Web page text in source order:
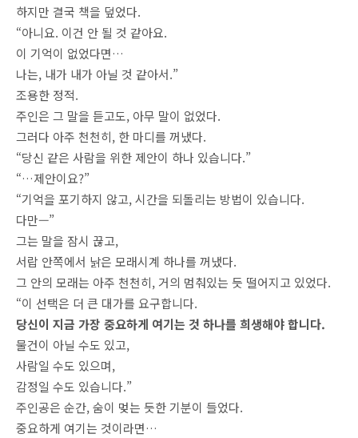
하지만 결국 책을 덮었다.
“아니요. 이건 안 될 것 같아요.
이 기억이 없었다면…
나는, 내가 내가 아닐 것 같아서.”
조용한 정적.
주인은 그 말을 듣고도, 아무 말이 없었다.
그러다 아주 천천히, 한 마디를 꺼냈다.
“당신 같은 사람을 위한 제안이 하나 있습니다.”
“…제안이요?”
“기억을 포기하지 않고, 시간을 되돌리는 방법이 있습니다.
다만—”
그는 말을 잠시 끊고,
서랍 안쪽에서 낡은 모래시계 하나를 꺼냈다.
그 안의 모래는 아주 천천히, 거의 멈춰있는 듯 떨어지고 있었다.
“이 선택은 더 큰 대가를 요구합니다.
당신이 지금 가장 중요하게 여기는 것 하나를 희생해야 합니다.
물건이 아닐 수도 있고,
사람일 수도 있으며,
감정일 수도 있습니다.”
주인공은 순간, 숨이 멎는 듯한 기분이 들었다.
중요하게 여기는 것이라면…